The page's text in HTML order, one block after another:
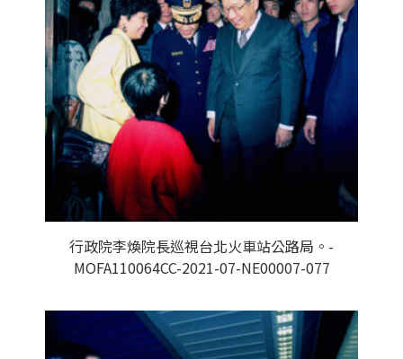
行政院李煥院長巡視台北火車站公路局。-
MOFA110064CC-2021-07-NE00007-077